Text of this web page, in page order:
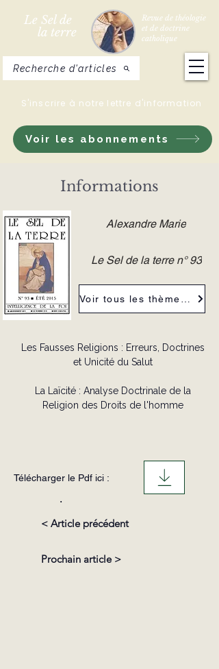
Le Sel de
la terre
Revue de théologie
et de doctrine
catholique
Voir les abonnements
S'inscrire à notre lettre d'information
Recherche d'articles
Informations
Alexandre Marie
Le Sel de la terre n° 93
Les Fausses Religions : Erreurs, Doctrines
et Unicité du Salut
La Laïcité : Analyse Doctrinale de la
Religion des Droits de l'homme
Télécharger le Pdf ici :
.
< Article précédent
Prochain article >